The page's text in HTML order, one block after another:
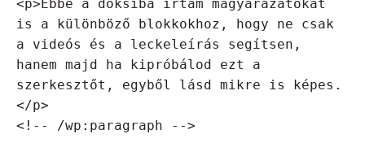
<p>Ebbe a doksiba írtam magyarázatokat
is a különböző blokkokhoz, hogy ne csak
a videós és a leckeleírás segítsen,
hanem majd ha kipróbálod ezt a
szerkesztőt, egyből lásd mikre is képes.
</p>
<!-- /wp:paragraph -->